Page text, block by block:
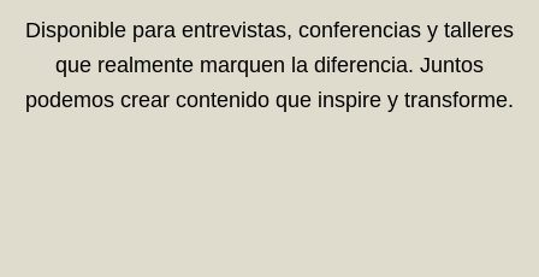
Disponible para entrevistas, conferencias y talleres
que realmente marquen la diferencia. Juntos
podemos crear contenido que inspire y transforme.